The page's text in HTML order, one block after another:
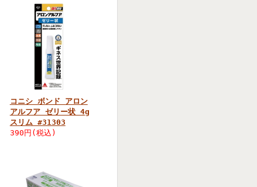
コニシ ボンド アロン
アルフア ゼリー状 4g
スリム #31303
390円(税込)